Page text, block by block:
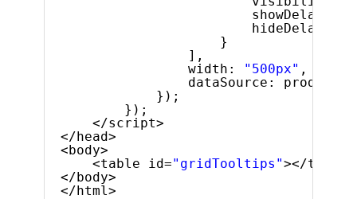
showDelay:
hideDelay:
}
],
width:
"500px" ,
dataSource: products
});
});
</script>
</head>
<body>
<table id="gridTooltips"></table>
</body>
</html>